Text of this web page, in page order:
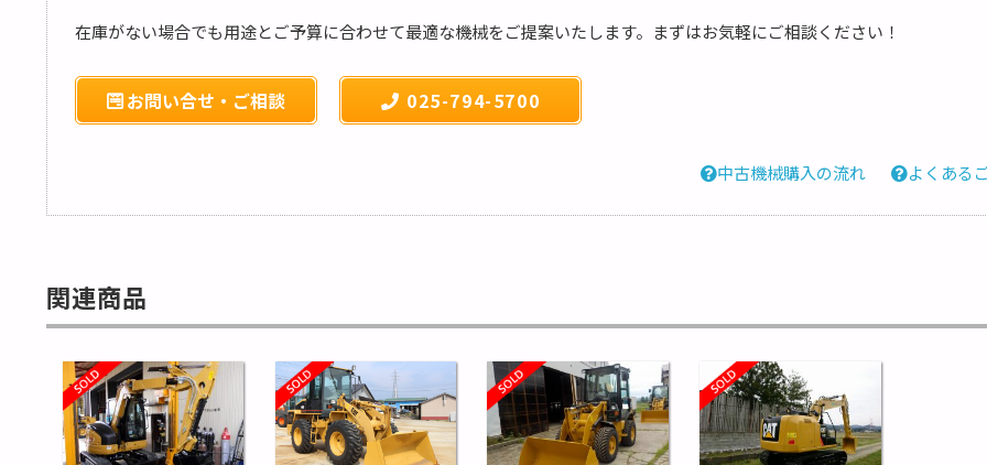
在庫がない場合でも用途とご予算に合わせて最適な機械をご提案いたします。まずはお気軽にご相談ください！
お問い合せ・ご相談 025-794-5700
中古機械購入の流れ よくある
関連商品